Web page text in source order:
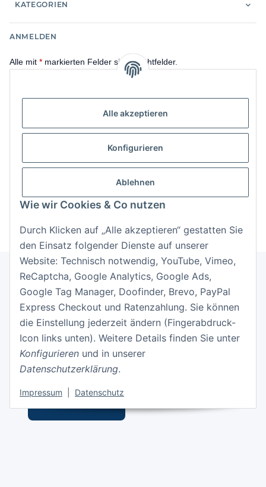
Alle akzeptieren
Konfigurieren
Ablehnen
Wie wir Cookies & Co nutzen
Durch Klicken auf „Alle akzeptieren“ gestatten Sie
den Einsatz folgender Dienste auf unserer
Website: Technisch notwendig, YouTube, Vimeo,
ReCaptcha, Google Analytics, Google Ads,
Google Tag Manager, Doofinder, Brevo, PayPal
Express Checkout und Ratenzahlung. Sie können
die Einstellung jederzeit ändern (Fingerabdruck-
Icon links unten). Weitere Details finden Sie unter
Konfigurieren und in unserer
Datenschutzerklärung.
Impressum Datenschutz
KATEGORIEN
ANMELDEN
Alle mit * markierten Felder sind Pflichtfelder.
Anmelden
Neu hier? Jetzt registrieren!
Informationen
Gesetzliche Informationen